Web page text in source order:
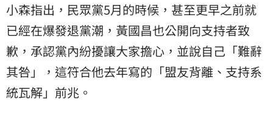
小森指出，民眾黨5月的時候，甚至更早之前就
已經在爆發退黨潮，黃國昌也公開向支持者致
歉，承認黨內紛擾讓大家擔心，並說自己「難辭
其咎」，這符合他去年寫的「盟友背離、支持系
統瓦解」前兆。